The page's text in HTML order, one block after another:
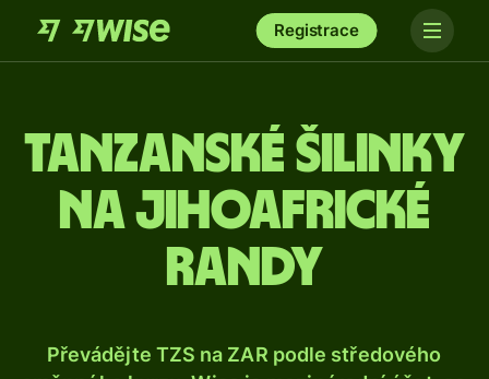
Registrace
Tanzanské šilinky
na jihoafrické
randy
Převádějte TZS na ZAR podle středového